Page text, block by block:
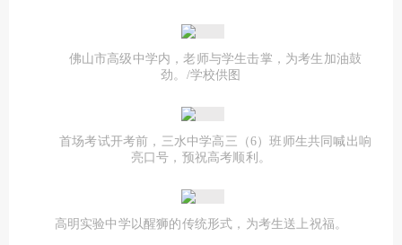
佛山市高级中学内，老师与学生击掌，为考生加油鼓
劲。/学校供图
首场考试开考前，三水中学高三（6）班师生共同喊出响
亮口号，预祝高考顺利。
高明实验中学以醒狮的传统形式，为考生送上祝福。